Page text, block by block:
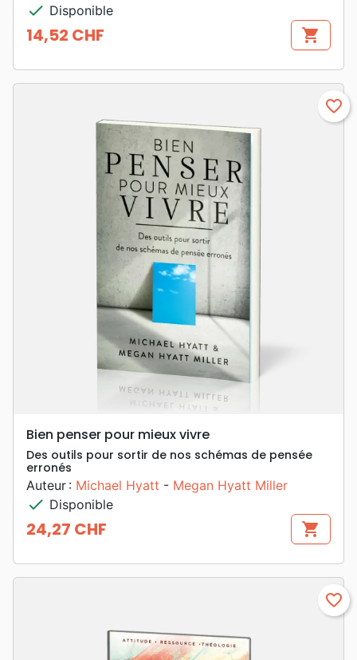
check Disponible
Prix
14,52 CHF shopping_cart
favorite_border
Bien penser pour mieux vivre
Des outils pour sortir de nos schémas de pensée
erronés
Auteur : Michael Hyatt - Megan Hyatt Miller
check Disponible
Prix
24,27 CHF shopping_cart
favorite_border